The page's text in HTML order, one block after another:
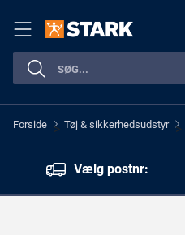
Forside > Tøj & sikkerhedsudstyr >
Vælg postnr: